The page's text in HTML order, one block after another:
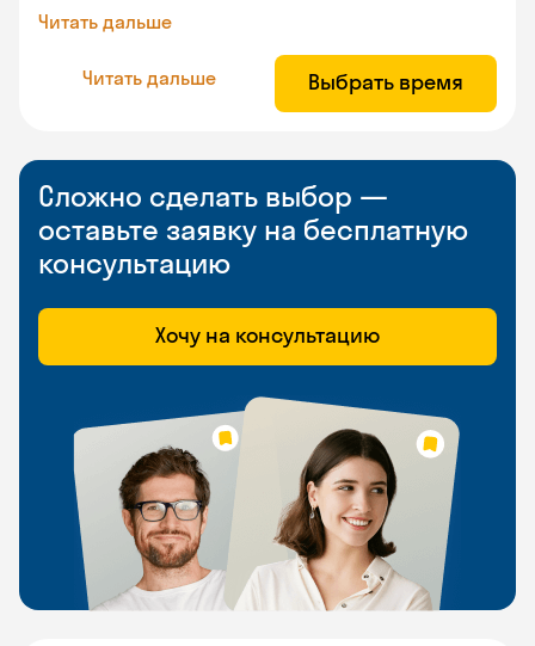
Читать дальше
Читать дальше Выбрать время
Сложно сделать выбор —
оставьте заявку на бесплатную
консультацию
Хочу на консультацию